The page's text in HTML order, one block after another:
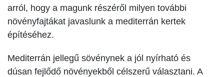
arról, hogy a magunk részéről milyen további
növényfajtákat javaslunk a mediterrán kertek
építéséhez.
Mediterrán jellegű sövénynek a jól nyírható és
dúsan fejlődő növényekből célszerű választani. A